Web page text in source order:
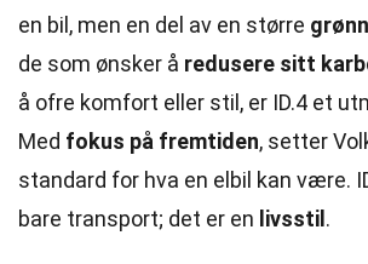
en bil, men en del av en større
de som ønsker å redusere sitt
å ofre komfort eller stil, er ID.4 et
Med fokus på fremtiden, setter
standard for hva en elbil kan være.
bare transport; det er en livsstil .